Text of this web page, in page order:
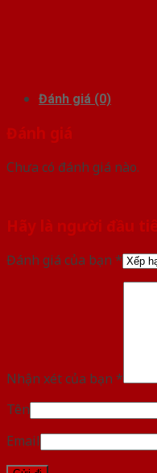
Đánh giá (0)
Đánh giá
Chưa có đánh giá nào.
Hãy là người đầu
Đánh giá của bạn *
Nhận xét của bạn *
Tên
Email